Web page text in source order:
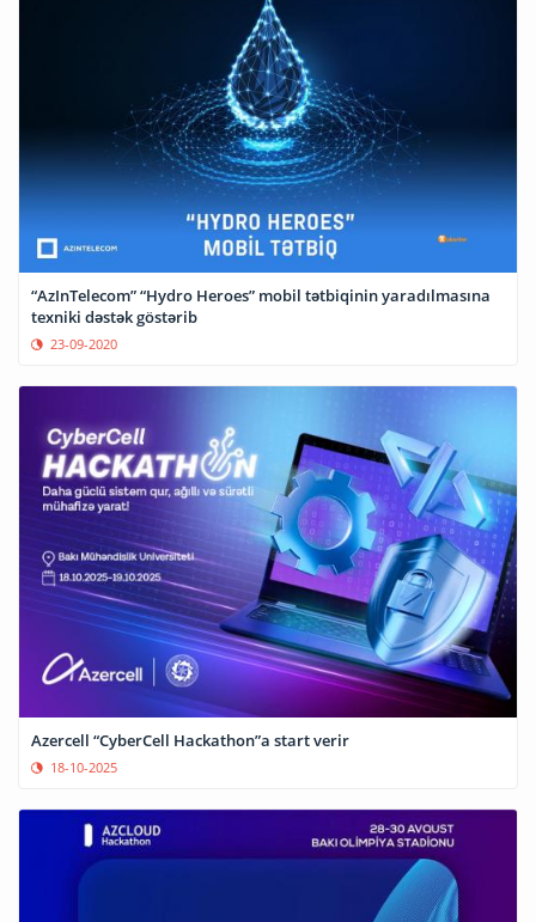
“AzInTelecom” “Hydro Heroes” mobil tətbiqinin yaradılmasına
texniki dəstək göstərib
23-09-2020
Azercell “CyberCell Hackathon”a start verir
18-10-2025